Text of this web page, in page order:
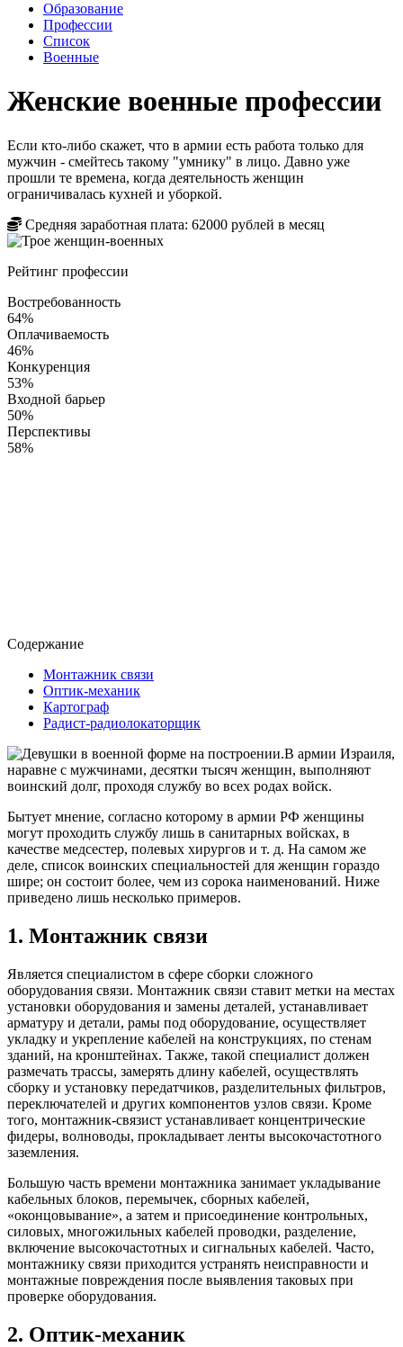
Образование
Профессии
Список
Военные
Женские военные профессии
Если кто-либо скажет, что в армии есть работа только для
мужчин - смейтесь такому "умнику" в лицо. Давно уже
прошли те времена, когда деятельность женщин
ограничивалась кухней и уборкой.
Средняя заработная плата: 62000 рублей в месяц
Рейтинг профессии
Востребованность
64%
Оплачиваемость
46%
Конкуренция
53%
Входной барьер
50%
Перспективы
58%
Содержание
Монтажник связи
Оптик-механик
Картограф
Радист-радиолокаторщик
В армии Израиля,
наравне с мужчинами, десятки тысяч женщин, выполняют
воинский долг, проходя службу во всех родах войск.
Бытует мнение, согласно которому в армии РФ женщины
могут проходить службу лишь в санитарных войсках, в
качестве медсестер, полевых хирургов и т. д. На самом же
деле, список воинских специальностей для женщин гораздо
шире; он состоит более, чем из сорока наименований. Ниже
приведено лишь несколько примеров.
1. Монтажник связи
Является специалистом в сфере сборки сложного
оборудования связи. Монтажник связи ставит метки на местах
установки оборудования и замены деталей, устанавливает
арматуру и детали, рамы под оборудование, осуществляет
укладку и укрепление кабелей на конструкциях, по стенам
зданий, на кронштейнах. Также, такой специалист должен
размечать трассы, замерять длину кабелей, осуществлять
сборку и установку передатчиков, разделительных фильтров,
переключателей и других компонентов узлов связи. Кроме
того, монтажник-связист устанавливает концентрические
фидеры, волноводы, прокладывает ленты высокочастотного
заземления.
Большую часть времени монтажника занимает укладывание
кабельных блоков, перемычек, сборных кабелей,
«оконцовывание», а затем и присоединение контрольных,
силовых, многожильных кабелей проводки, разделение,
включение высокочастотных и сигнальных кабелей. Часто,
монтажнику связи приходится устранять неисправности и
монтажные повреждения после выявления таковых при
проверке оборудования.
2. Оптик-механик